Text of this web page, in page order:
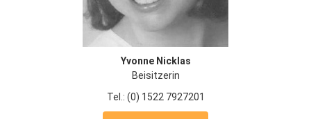
Yvonne Nicklas
Beisitzerin
Tel.: (0) 1522 7927201